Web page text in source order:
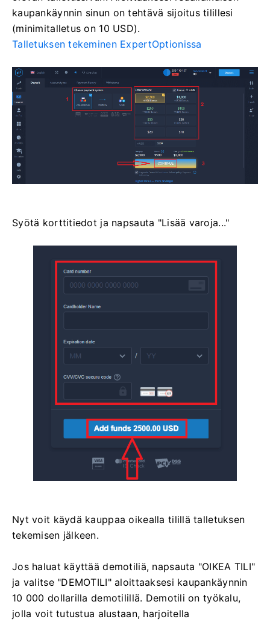
kaupankäynnin sinun on tehtävä sijoitus tilillesi
(minimitalletus on 10 USD).
Talletuksen tekeminen ExpertOptionissa
Syötä korttitiedot ja napsauta "Lisää varoja..."
Nyt voit käydä kauppaa oikealla tilillä talletuksen
tekemisen jälkeen.
Jos haluat käyttää demotiliä, napsauta "OIKEA TILI"
ja valitse "DEMOTILI" aloittaaksesi kaupankäynnin
10 000 dollarilla demotilillä. Demotili on työkalu,
jolla voit tutustua alustaan, harjoitella